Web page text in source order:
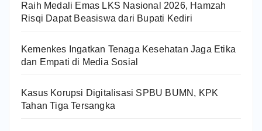
Raih Medali Emas LKS Nasional 2026, Hamzah
Risqi Dapat Beasiswa dari Bupati Kediri
Kemenkes Ingatkan Tenaga Kesehatan Jaga Etika
dan Empati di Media Sosial
Kasus Korupsi Digitalisasi SPBU BUMN, KPK
Tahan Tiga Tersangka